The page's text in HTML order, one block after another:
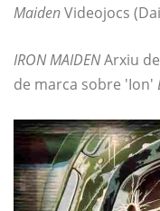
MaidenVideojocs
IRON MAIDENArxiu
de marca sobre 'Ion'